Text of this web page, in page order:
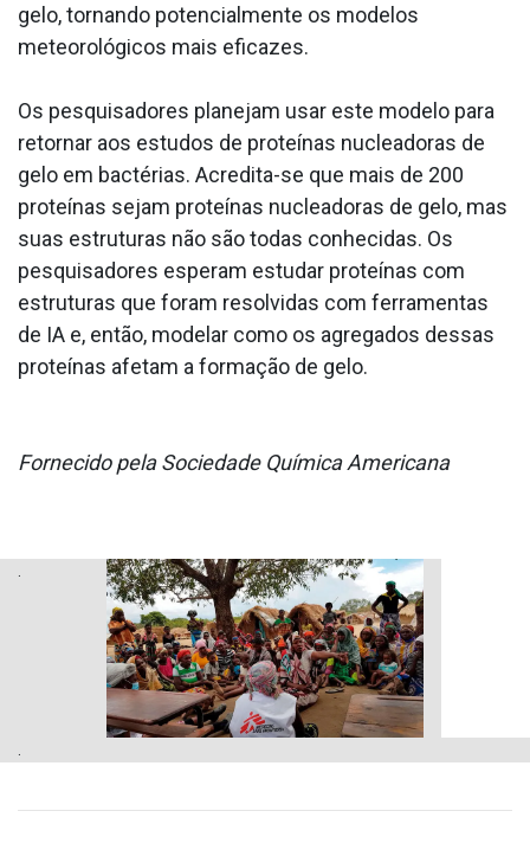
gelo, tornando potencialmente os modelos
meteorológicos mais eficazes.
Os pesquisadores planejam usar este modelo para
retornar aos estudos de proteínas nucleadoras de
gelo em bactérias. Acredita-se que mais de 200
proteínas sejam proteínas nucleadoras de gelo, mas
suas estruturas não são todas conhecidas. Os
pesquisadores esperam estudar proteínas com
estruturas que foram resolvidas com ferramentas
de IA e, então, modelar como os agregados dessas
proteínas afetam a formação de gelo.
Fornecido pela Sociedade Química Americana